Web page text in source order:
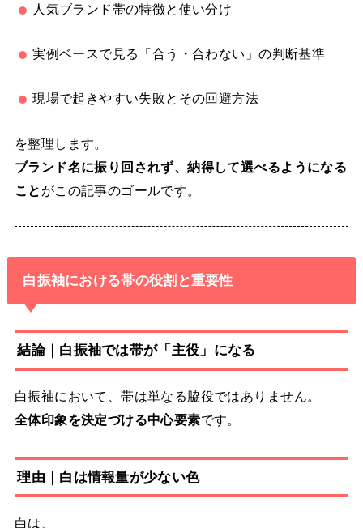
人気ブランド帯の特徴と使い分け
実例ベースで見る「合う・合わない」の判断基準
現場で起きやすい失敗とその回避方法
を整理します。
ブランド名に振り回されず、納得して選べるようになる
こと がこの記事のゴールです。
白振袖における帯の役割と重要性
結論｜白振袖では帯が「主役」になる
白振袖において、帯は単なる脇役ではありません。
全体印象を決定づける中心要素です。
理由｜白は情報量が少ない色
白は、